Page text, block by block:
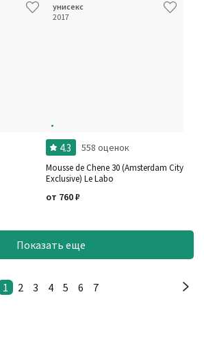
унисекс
2017
4.3 558 оценок
Mousse de Chene 30 (Amsterdam City
Exclusive) Le Labo
от 760₽
Показать еще
1 2 3 4 5 6 7